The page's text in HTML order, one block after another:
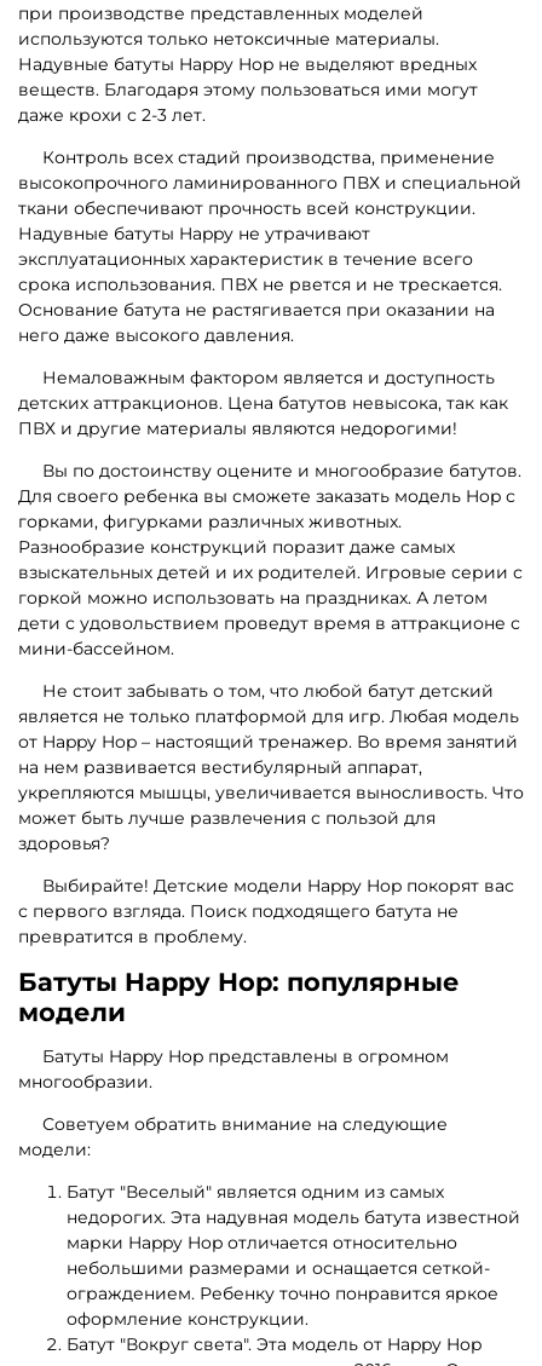
при производстве представленных моделей
используются только нетоксичные материалы.
Надувные батуты Happy Hop не выделяют вредных
веществ. Благодаря этому пользоваться ими могут
даже крохи с 2-3 лет.
Контроль всех стадий производства, применение
высокопрочного ламинированного ПВХ и специальной
ткани обеспечивают прочность всей конструкции.
Надувные батуты Happy не утрачивают
эксплуатационных характеристик в течение всего
срока использования. ПВХ не рвется и не трескается.
Основание батута не растягивается при оказании на
него даже высокого давления.
Немаловажным фактором является и доступность
детских аттракционов. Цена батутов невысока, так как
ПВХ и другие материалы являются недорогими!
Вы по достоинству оцените и многообразие батутов.
Для своего ребенка вы сможете заказать модель Hop с
горками, фигурками различных животных.
Разнообразие конструкций поразит даже самых
взыскательных детей и их родителей. Игровые серии с
горкой можно использовать на праздниках. А летом
дети с удовольствием проведут время в аттракционе с
мини-бассейном.
Не стоит забывать о том, что любой батут детский
является не только платформой для игр. Любая модель
от Happy Hop – настоящий тренажер. Во время занятий
на нем развивается вестибулярный аппарат,
укрепляются мышцы, увеличивается выносливость. Что
может быть лучше развлечения с пользой для
здоровья?
Выбирайте! Детские модели Happy Hop покорят вас
с первого взгляда. Поиск подходящего батута не
превратится в проблему.
Батуты Happy Hop: популярные
модели
Батуты Happy Hop представлены в огромном
многообразии.
Советуем обратить внимание на следующие
модели:
Батут "Веселый" является одним из самых
недорогих. Эта надувная модель батута известной
марки Happy Hop отличается относительно
небольшими размерами и оснащается сеткой-
ограждением. Ребенку точно понравится яркое
оформление конструкции.
Батут "Вокруг света". Эта модель от Happy Hop